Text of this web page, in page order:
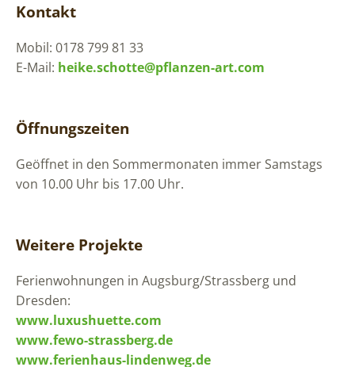
Kontakt
Mobil: 0178 799 81 33
E-Mail: heike.schotte@pflanzen-art.com
Öffnungszeiten
Geöffnet in den Sommermonaten immer Samstags
von 10.00 Uhr bis 17.00 Uhr.
Weitere Projekte
Ferienwohnungen in Augsburg/Strassberg und
Dresden:
www.luxushuette.com
www.fewo-strassberg.de
www.ferienhaus-lindenweg.de